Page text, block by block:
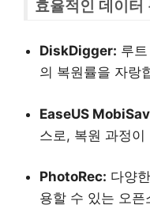
효율적인 데이터
DiskDigger: 루
의 복원률을 자랑
EaseUS
스로, 복원 과정이
PhotoRec: 다양
용할 수 있는 오픈